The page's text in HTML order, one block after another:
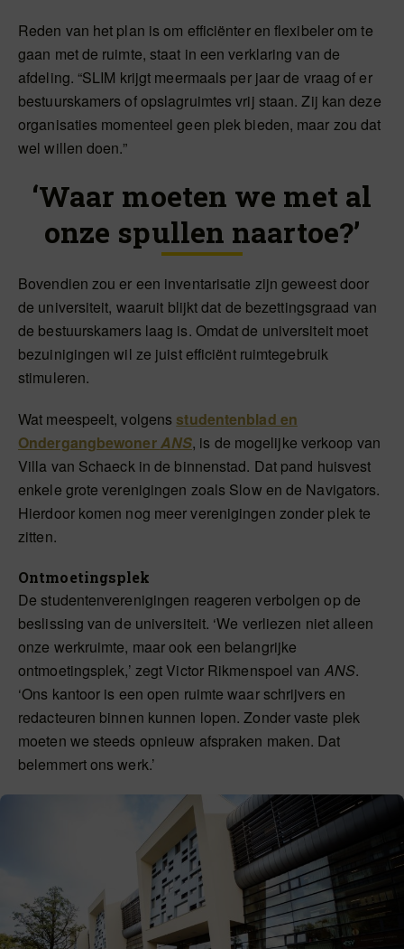
Reden van het plan is om efficiënter en flexibeler om te
gaan met de ruimte, staat in een verklaring van de
afdeling. “SLIM krijgt meermaals per jaar de vraag of er
bestuurskamers of opslagruimtes vrij staan. Zij kan deze
organisaties momenteel geen plek bieden, maar zou dat
wel willen doen.”
‘Waar moeten we met al
onze spullen naartoe?’
Bovendien zou er een inventarisatie zijn geweest door
de universiteit, waaruit blijkt dat de bezettingsgraad van
de bestuurskamers laag is. Omdat de universiteit moet
bezuinigingen wil ze juist efficiënt ruimtegebruik
stimuleren.
Wat meespeelt, volgens studentenblad en
OndergangbewonerANS, is de mogelijke verkoop van
Villa van Schaeck in de binnenstad. Dat pand huisvest
enkele grote verenigingen zoals Slow en de Navigators.
Hierdoor komen nog meer verenigingen zonder plek te
zitten.
Ontmoetingsplek
De studentenverenigingen reageren verbolgen op de
beslissing van de universiteit. ‘We verliezen niet alleen
onze werkruimte, maar ook een belangrijke
ontmoetingsplek,’ zegt Victor Rikmenspoel van ANS.
‘Ons kantoor is een open ruimte waar schrijvers en
redacteuren binnen kunnen lopen. Zonder vaste plek
moeten we steeds opnieuw afspraken maken. Dat
belemmert ons werk.’